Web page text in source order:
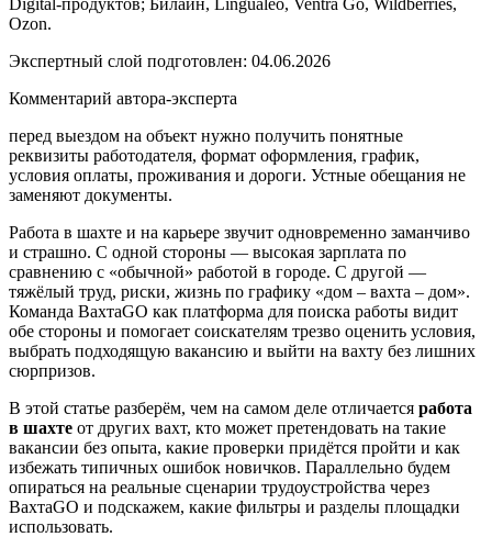
Ozon.
Экспертный слой подготовлен: 04.06.2026
Комментарий автора-эксперта
перед выездом на объект нужно получить понятные
реквизиты работодателя, формат оформления, график,
условия оплаты, проживания и дороги. Устные обещания не
заменяют документы.
Работа в шахте и на карьере звучит одновременно заманчиво
и страшно. С одной стороны — высокая зарплата по
сравнению с «обычной» работой в городе. С другой —
тяжёлый труд, риски, жизнь по графику «дом – вахта – дом».
Команда ВахтаGO как платформа для поиска работы видит
обе стороны и помогает соискателям трезво оценить условия,
выбрать подходящую вакансию и выйти на вахту без лишних
сюрпризов.
В этой статье разберём, чем на самом деле отличается работа
в шахте от других вахт, кто может претендовать на такие
вакансии без опыта, какие проверки придётся пройти и как
избежать типичных ошибок новичков. Параллельно будем
опираться на реальные сценарии трудоустройства через
ВахтаGO и подскажем, какие фильтры и разделы площадки
использовать.